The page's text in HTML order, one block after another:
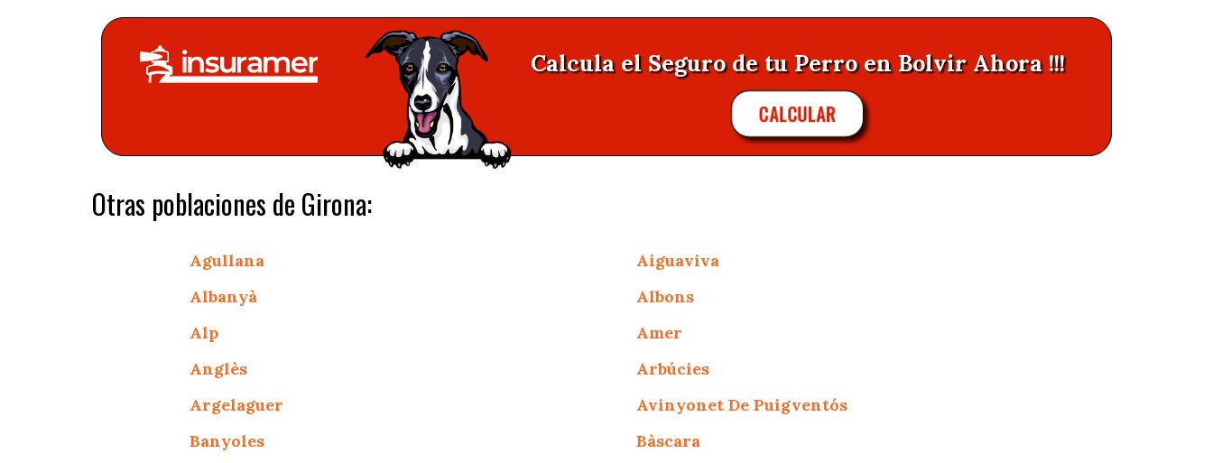
Calcula el Seguro de tu Perro en Bolvir Ahora !!!
CALCULAR
Otras poblaciones de Girona:
Agullana
Aiguaviva
Albanyà
Albons
Alp
Amer
Anglès
Arbúcies
Argelaguer
Avinyonet De Puigventós
Banyoles
Bàscara